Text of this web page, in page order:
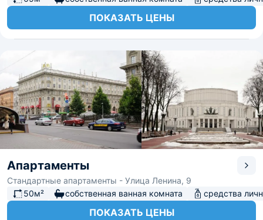
ПОКАЗАТЬ ЦЕНЫ
Апартаменты
Стандартные апартаменты - Улица Ленина, 9
50м²
собственная ванная комната средства
ПОКАЗАТЬ ЦЕНЫ